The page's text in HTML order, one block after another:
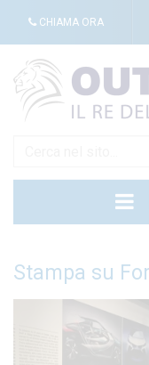
CHIAMA ORA
Stampa su